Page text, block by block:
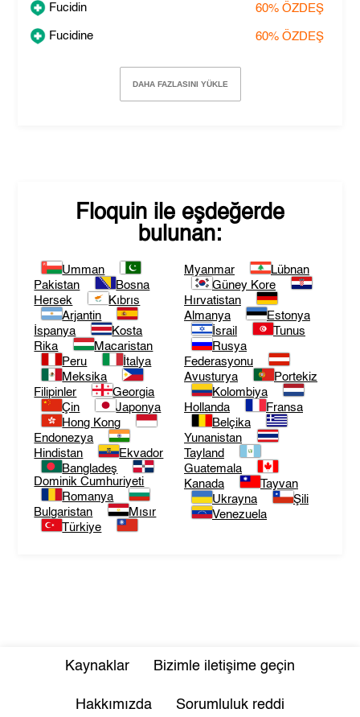
Fucidin 60% ÖZDEŞ
Fucidine 60% ÖZDEŞ
DAHA FAZLASINI YÜKLE
Floquin ile eşdeğerde
bulunan:
Umman
Pakistan
Bosna
Hersek
Kıbrıs
Arjantin
İspanya
Kosta
Rika
Macaristan
Peru
İtalya
Meksika
Filipinler
Georgia
Çin
Japonya
Hong Kong
Endonezya
Hindistan
Ekvador
Bangladeş
Dominik Cumhuriyeti
Romanya
Bulgaristan
Mısır
Türkiye
Myanmar
Lübnan
Güney Kore
Hırvatistan
Almanya
Estonya
İsrail
Tunus
Rusya
Federasyonu
Avusturya
Portekiz
Kolombiya
Hollanda
Fransa
Belçika
Yunanistan
Tayland
Guatemala
Kanada
Tayvan
Ukrayna
Şili
Venezuela
Kaynaklar Bizimle iletişime geçin
Hakkımızda Sorumluluk reddi